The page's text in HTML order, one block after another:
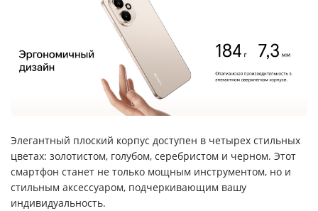
Элегантный плоский корпус доступен в четырех стильных
цветах: золотистом, голубом, серебристом и черном. Этот
смартфон станет не только мощным инструментом, но и
стильным аксессуаром, подчеркивающим вашу
индивидуальность.